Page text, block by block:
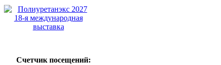
Счетчик посещений: